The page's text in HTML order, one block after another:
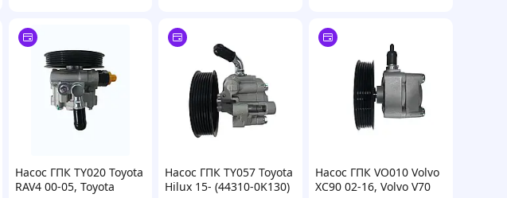
Насос ГПК TY020 Toyota
RAV4 00-05, Toyota
Насос ГПК TY057 Toyota
Hilux 15- (44310-0K130)
Насос ГПК VO010 Volvo
XC90 02-16, Volvo V70